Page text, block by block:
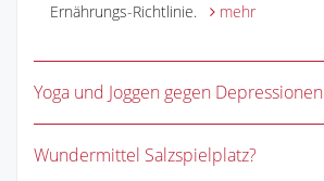
Ernährungs-Richtlinie.
mehr
Yoga und Joggen gegen Depressionen
Wundermittel Salzspielplatz?